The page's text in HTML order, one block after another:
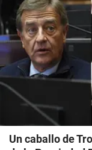
Un caballo de